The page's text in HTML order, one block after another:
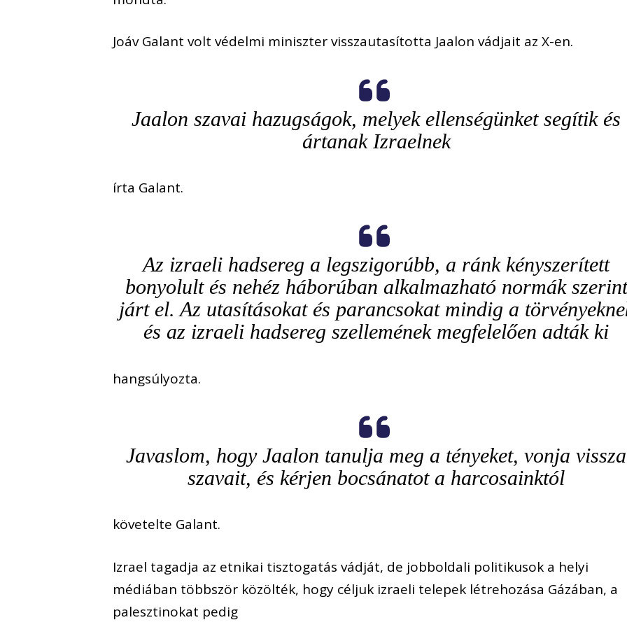
Joáv Galant volt védelmi miniszter visszautasította Jaalon vádjait az X-en.
Jaalon szavai hazugságok, melyek ellenségünket segítik és
ártanak Izraelnek
írta Galant.
Az izraeli hadsereg a legszigorúbb, a ránk kényszerített
bonyolult és nehéz háborúban alkalmazható normák szerint
járt el. Az utasításokat és parancsokat mindig a
és az izraeli hadsereg szellemének megfelelően adták ki
hangsúlyozta.
Javaslom, hogy Jaalon tanulja meg a tényeket, vonja vissza
szavait, és kérjen bocsánatot a harcosainktól
követelte Galant.
Izrael tagadja az etnikai tisztogatás vádját, de jobboldali politikusok a helyi
médiában többször közölték, hogy céljuk izraeli telepek létrehozása Gázában, a
palesztinokat pedig